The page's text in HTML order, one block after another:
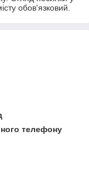
обов'язковий.
телефону